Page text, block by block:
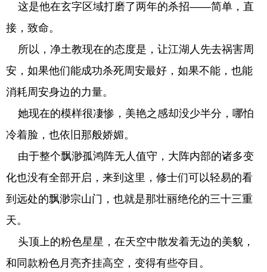
这是他在玄字区域打磨了两年的杀招——简单，直
接，致命。
所以，净土教现在的态度是，让江湖人先去祸害周
安，如果他们能成功杀死周安最好，如果不能，也能
消耗周安身边的力量。
她现在的模样很凄惨，美艳之感却没少半分，哪怕
冷着脸，也依旧那般娇媚。
由于整个飘渺孤鸿阵无人值守，大阵内部的诸多变
化也没有全部开启，来到这里，修士们可以轻易的看
到远处的飘渺宗山门，也就是那壮丽绝伦的三十三重
天。
头顶上的粉色星星，在天空中散发着无边的美貌，
和同款粉色月亮齐挂高空，变得有些夺目。